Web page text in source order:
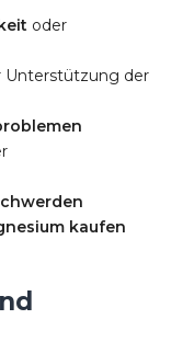
oder
Unterstützung der
kaufen